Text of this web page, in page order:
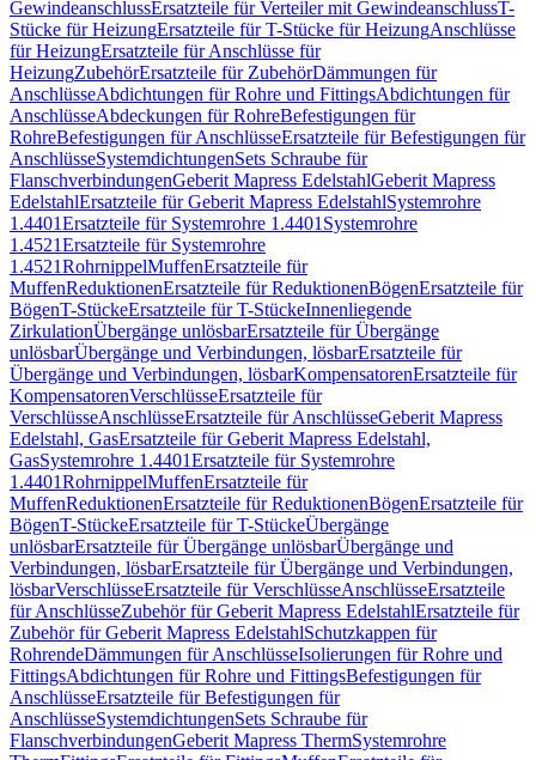
GewindeanschlussErsatzteile für Verteiler mit GewindeanschlussT-
Stücke für HeizungErsatzteile für T-Stücke für HeizungAnschlüsse
für HeizungErsatzteile für Anschlüsse für
HeizungZubehörErsatzteile für ZubehörDämmungen für
AnschlüsseAbdichtungen für Rohre und FittingsAbdichtungen für
AnschlüsseAbdeckungen für RohreBefestigungen für
RohreBefestigungen für AnschlüsseErsatzteile für Befestigungen für
AnschlüsseSystemdichtungenSets Schraube für
FlanschverbindungenGeberit Mapress EdelstahlGeberit Mapress
EdelstahlErsatzteile für Geberit Mapress EdelstahlSystemrohre
1.4401Ersatzteile für Systemrohre 1.4401 Systemrohre
1.4521Ersatzteile für Systemrohre
1.4521RohrnippelMuffenErsatzteile für
MuffenReduktionenErsatzteile für ReduktionenBögenErsatzteile für
BögenT-StückeErsatzteile für T-StückeInnenliegende
ZirkulationÜbergänge unlösbarErsatzteile für Übergänge
unlösbarÜbergänge und Verbindungen, lösbarErsatzteile für
Übergänge und Verbindungen, lösbarKompensatorenErsatzteile für
KompensatorenVerschlüsseErsatzteile für
VerschlüsseAnschlüsseErsatzteile für AnschlüsseGeberit Mapress
Edelstahl, GasErsatzteile für Geberit Mapress Edelstahl,
GasSystemrohre 1.4401Ersatzteile für Systemrohre
1.4401RohrnippelMuffenErsatzteile für
MuffenReduktionenErsatzteile für ReduktionenBögenErsatzteile für
BögenT-StückeErsatzteile für T-StückeÜbergänge
unlösbarErsatzteile für Übergänge unlösbarÜbergänge und
Verbindungen, lösbarErsatzteile für Übergänge und Verbindungen,
lösbarVerschlüsseErsatzteile für VerschlüsseAnschlüsseErsatzteile
für AnschlüsseZubehör für Geberit Mapress EdelstahlErsatzteile für
Zubehör für Geberit Mapress EdelstahlSchutzkappen für
RohrendeDämmungen für AnschlüsseIsolierungen für Rohre und
FittingsAbdichtungen für Rohre und FittingsBefestigungen für
AnschlüsseErsatzteile für Befestigungen für
AnschlüsseSystemdichtungenSets Schraube für
FlanschverbindungenGeberit Mapress ThermSystemrohre